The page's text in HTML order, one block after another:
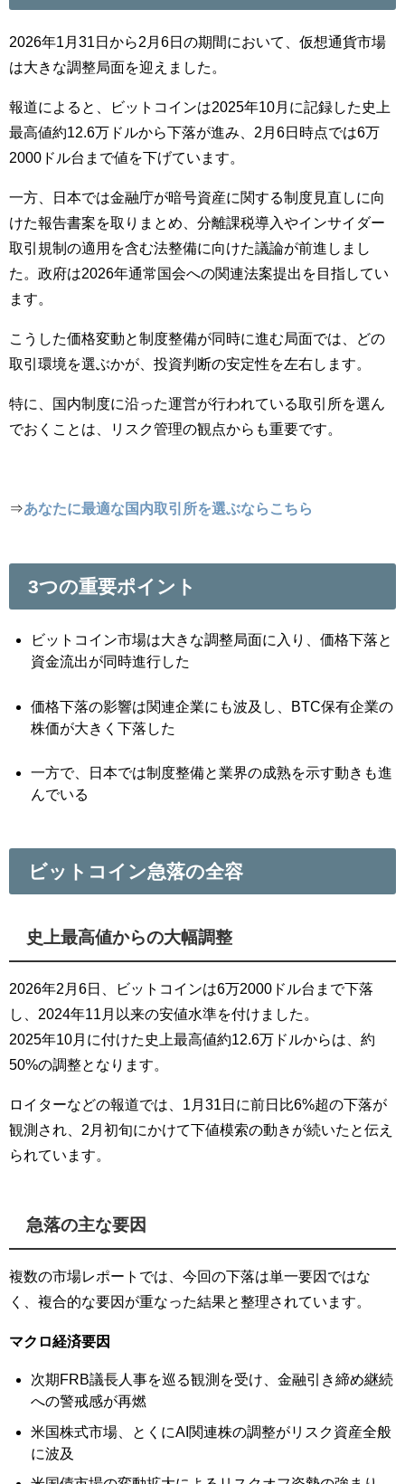
2026年1月31日から2月6日の期間において、仮想通貨市場
は大きな調整局面を迎えました。
報道によると、ビットコインは2025年10月に記録した史上
最高値約12.6万ドルから下落が進み、2月6日時点では6万
2000ドル台まで値を下げています。
一方、日本では金融庁が暗号資産に関する制度見直しに向
けた報告書案を取りまとめ、分離課税導入やインサイダー
取引規制の適用を含む法整備に向けた議論が前進しまし
た。政府は2026年通常国会への関連法案提出を目指してい
ます。
こうした価格変動と制度整備が同時に進む局面では、どの
取引環境を選ぶかが、投資判断の安定性を左右します。
特に、国内制度に沿った運営が行われている取引所を選ん
でおくことは、リスク管理の観点からも重要です。
⇒あなたに最適な国内取引所を選ぶならこちら
3つの重要ポイント
ビットコイン市場は大きな調整局面に入り、価格下落と
資金流出が同時進行した
価格下落の影響は関連企業にも波及し、BTC保有企業の
株価が大きく下落した
一方で、日本では制度整備と業界の成熟を示す動きも進
んでいる
ビットコイン急落の全容
史上最高値からの大幅調整
2026年2月6日、ビットコインは6万2000ドル台まで下落
し、2024年11月以来の安値水準を付けました。
2025年10月に付けた史上最高値約12.6万ドルからは、約
50%の調整となります。
ロイターなどの報道では、1月31日に前日比6%超の下落が
観測され、2月初旬にかけて下値模索の動きが続いたと伝え
られています。
急落の主な要因
複数の市場レポートでは、今回の下落は単一要因ではな
く、複合的な要因が重なった結果と整理されています。
マクロ経済要因
次期FRB議長人事を巡る観測を受け、金融引き締め継続
への警戒感が再燃
米国株式市場、とくにAI関連株の調整がリスク資産全般
に波及